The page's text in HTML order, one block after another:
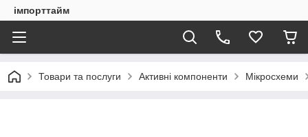
імпорттайм
Товари та послуги Активні компоненти Мікросхеми